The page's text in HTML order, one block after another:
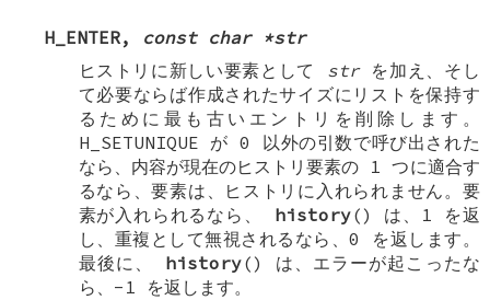
H_ENTER, const char *str
ヒストリに新しい要素として strを加え、そし
て必要ならば作成されたサイズにリストを保持す
るために最も古いエントリを削除します。
H_SETUNIQUE が 0 以外の引数で呼び出された
なら、内容が現在のヒストリ要素の 1 つに適合す
るなら、要素は、ヒストリに入れられません。要
素が入れられるなら、 history() は、1 を返
し、重複として無視されるなら、0 を返します。
最後に、 history() は、エラーが起こったな
ら、-1 を返します。